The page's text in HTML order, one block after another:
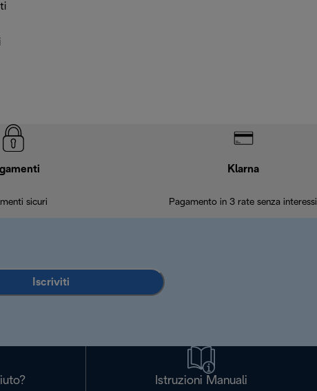
sicuri
Klarna
Pagamento in 3 rate senza interessi
Iscriviti
Istruzioni Manuali